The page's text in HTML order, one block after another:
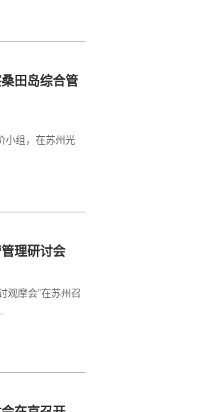
田岛综合管
小组，在苏州光
理研讨会
观摩会”在苏州召